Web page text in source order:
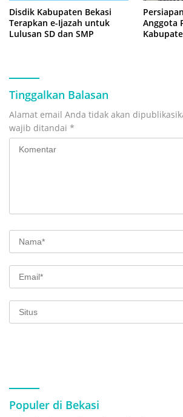
Disdik Kabupaten Bekasi
Terapkan e-Ijazah untuk
Lulusan SD dan SMP
Anggota
Tinggalkan Balasan
Alamat email Anda tidak akan
wajib ditandai *
Populer di Bekasi